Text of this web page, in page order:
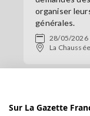
organiser
générales.
28/05/2026
La
Sur La Gazette